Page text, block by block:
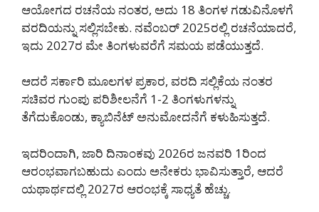
ಆಯೋಗದ ರಚನೆಯ ನಂತರ, ಅದು 18 ತಿಂಗಳ ಗಡುವಿನೊಳಗೆ
ವರದಿಯನ್ನು ಸಲ್ಲಿಸಬೇಕು. ನವೆಂಬರ್ 2025ರಲ್ಲಿ ರಚನೆಯಾದರೆ,
ಇದು 2027ರ ಮೇ ತಿಂಗಳುವರೆಗೆ ಸಮಯ ಪಡೆಯುತ್ತದೆ.
ಆದರೆ ಸರ್ಕಾರಿ ಮೂಲಗಳ ಪ್ರಕಾರ, ವರದಿ ಸಲ್ಲಿಕೆಯ ನಂತರ
ಸಚಿವರ ಗುಂಪು ಪರಿಶೀಲನೆಗೆ 1-2 ತಿಂಗಳುಗಳನ್ನು
ತೆಗೆದುಕೊಂಡು, ಕ್ಯಾಬಿನೆಟ್ ಅನುಮೋದನೆಗೆ ಕಳುಹಿಸುತ್ತದೆ.
ಇದರಿಂದಾಗಿ, ಜಾರಿ ದಿನಾಂಕವು 2026ರ ಜನವರಿ 1ರಿಂದ
ಆರಂಭವಾಗಬಹುದು ಎಂದು ಅನೇಕರು ಭಾವಿಸುತ್ತಾರೆ, ಆದರೆ
ಯಥಾರ್ಥದಲ್ಲಿ 2027ರ ಆರಂಭಕ್ಕೆ ಸಾಧ್ಯತೆ ಹೆಚ್ಚು.